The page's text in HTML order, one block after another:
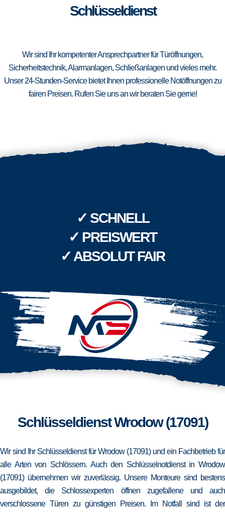
Schlüsseldienst
Wir sind Ihr kompetenter Ansprechpartner für Türöffnungen,
Sicherheitstechnik, Alarmanlagen, Schließanlagen und vieles mehr.
Unser 24-Stunden-Service bietet Ihnen professionelle Notöffnungen zu
fairen Preisen. Rufen Sie uns an wir beraten Sie gerne!
✓ SCHNELL
✓ PREISWERT
✓ ABSOLUT FAIR
Schlüsseldienst Wrodow (17091)
Wir sind Ihr Schlüsseldienst für Wrodow (17091) und ein Fachbetrieb für
alle Arten von Schlössern. Auch den Schlüsselnotdienst in Wrodow
(17091) übernehmen wir zuverlässig. Unsere Monteure sind bestens
ausgebildet, die Schlossexperten öffnen zugefallene und auch
verschlossene Türen zu günstigen Preisen. Im Notfall sind ist der